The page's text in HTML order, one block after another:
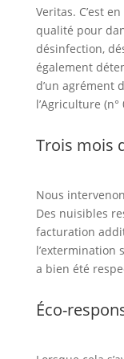
Veritas. C’est
qualité pour
désinfection,
également
d’un agrément
l’Agriculture (n°
Trois mois
Nous
Des nuisibles
facturation
l’extermination
a bien été
Éco-